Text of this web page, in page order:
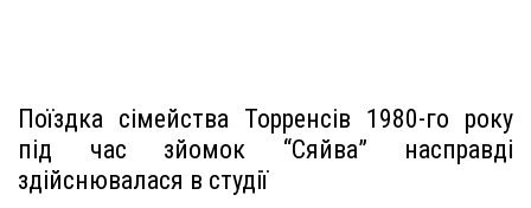
Поїздка сімейства Торренсів 1980-го року
під час зйомок “Сяйва” насправді
здійснювалася в студії